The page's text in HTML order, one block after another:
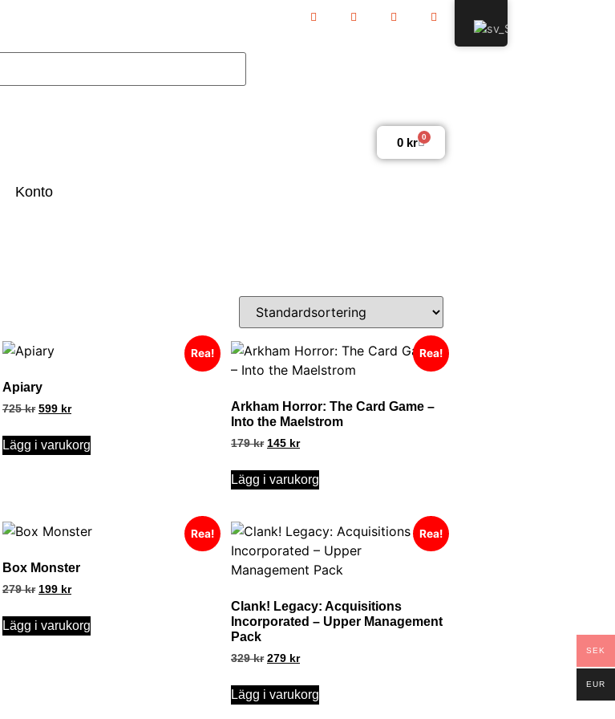
Konto
0 kr 0
Rea!
Apiary
725kr 599 kr
Lägg i varukorg
Rea!
Arkham Horror: The Card Game –
Into the Maelstrom
179kr 145 kr
Lägg i varukorg
Rea!
Box Monster
279kr 199 kr
Lägg i varukorg
Rea!
Clank! Legacy: Acquisitions
Incorporated – Upper Management
Pack
329kr 279 kr
Lägg i varukorg
SEK
EUR